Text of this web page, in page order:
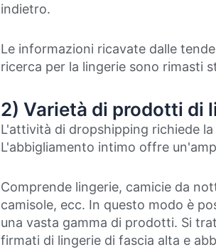
indietro.
Le informazioni ricavate dalle
ricerca per la lingerie sono rimasti
2) Varietà di prodotti di
L'attività di dropshipping richiede
L'abbigliamento intimo offre
Comprende lingerie, camicie da
camisole, ecc. In questo modo è
una vasta gamma di prodotti. Si
firmati di lingerie di fascia alta e